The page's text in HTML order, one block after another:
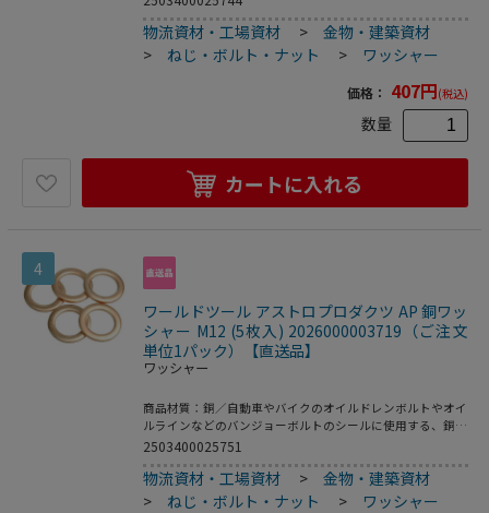
物流資材・工場資材 >金物・建築資材
> ねじ・ボルト・ナット > ワッシャー
価格： 407円(税込)
数量
カートに入れる
4
ワールドツール アストロプロダクツ AP 銅ワッ
シャー M12 (5枚入) 2026000003719（ご注文
単位1パック）【直送品】
ワッシャー
商品材質：銅／自動車やバイクのオイルドレンボルトやオイ
ルラインなどのバンジョーボルトのシールに使用する、銅製
のワッシャーです。
2503400025751
物流資材・工場資材 >金物・建築資材
> ねじ・ボルト・ナット > ワッシャー